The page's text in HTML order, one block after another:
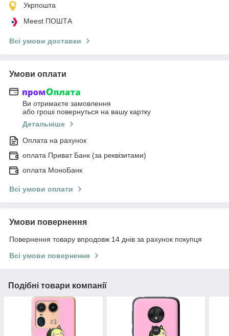
Укрпошта
Meest ПОШТА
Всі умови доставки
Умови оплати
Ви отримаєте замовлення
або гроші повернуться на вашу картку
Детальніше
Оплата на рахунок
оплата Приват Банк (за реквізитами)
оплата МоноБанк
Всі умови оплати
Умови повернення
Повернення товару впродовж 14 днів за рахунок покупця
Всі умови повернення
Подібні товари компанії